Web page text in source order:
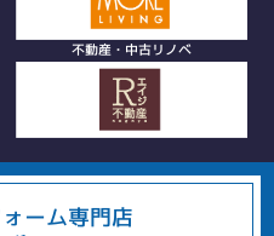
不動産・中古リノベ
ーム専門店